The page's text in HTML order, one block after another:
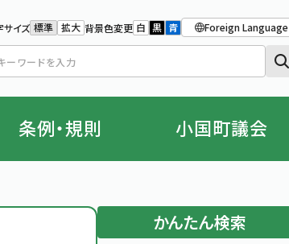
条例・規則 小国町議会
サイズ 標準
文字の大きさをもとの大きさに戻す
拡大
文字を大きくする
背景色変更 白
背景色の変更：白
黒
背景色の変更：黒
青
背景色の変更：青
Foreign Language
かんたん検索